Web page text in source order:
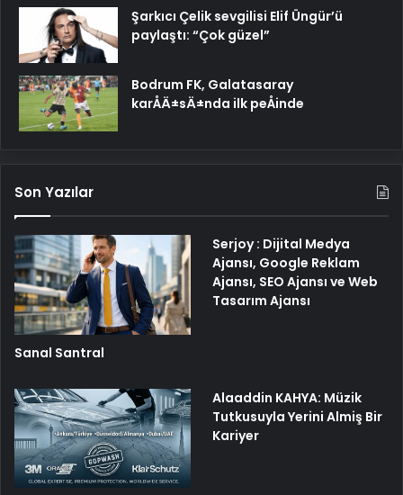
Şarkıcı Çelik sevgilisi Elif Üngür’ü
paylaştı: “Çok güzel”
Bodrum FK, Galatasaray
karÅÄ±sÄ±nda ilk peÅinde
Son Yazılar
Sanal Santral
Serjoy : Dijital Medya
Ajansı, Google Reklam
Ajansı, SEO Ajansı ve Web
Tasarım Ajansı
Alaaddin KAHYA: Müzik
Tutkusuyla Yerini Almiş Bir
Kariyer